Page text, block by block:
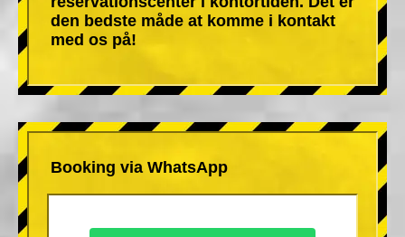
den bedste måde at komme i kontakt
med os på!
Booking via WhatsApp